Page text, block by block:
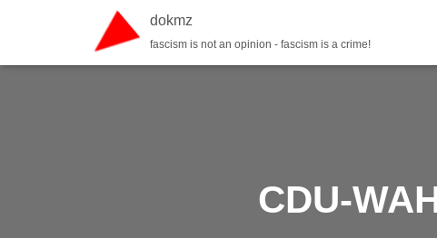
dokmz
fascism is not an opinion - fascism is a crime!
CDU-